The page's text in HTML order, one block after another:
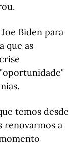
Biden para
que as
temos desde
renovarmos a